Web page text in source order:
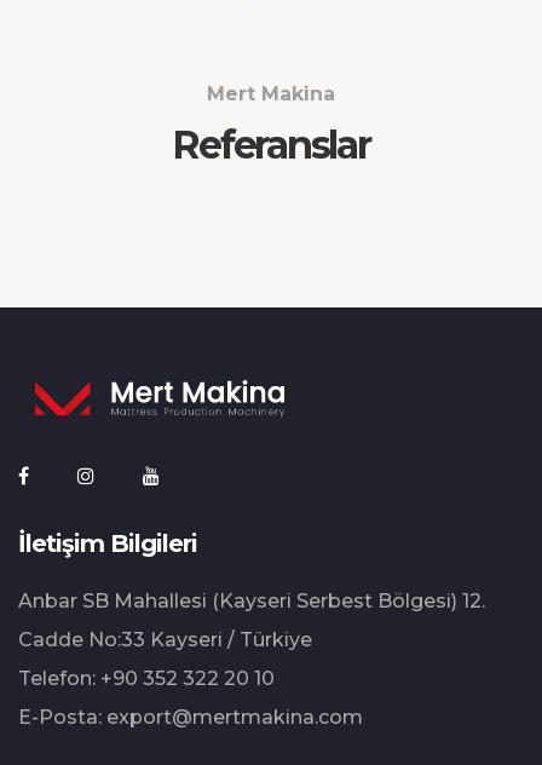
Mert Makina
Referanslar
İletişim Bilgileri
Anbar SB Mahallesi (Kayseri Serbest Bölgesi) 12.⁠
⁠Cadde No:33 Kayseri / Türkiye
Telefon: +90 352 322 20 10
E-Posta: export@mertmakina.com